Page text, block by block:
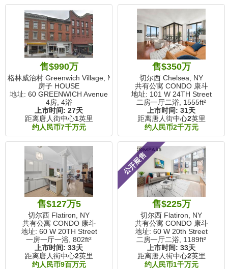
售$990万
格林威治村 Greenwich Village, NY
房子 HOUSE
地址: 60 GREENWICH Avenue
4房, 4浴
上市时间: 27天
距离唐人街中心1英里
约人民币7千万元
售$350万
切尔西 Chelsea, NY
共有公寓 CONDO 康斗
地址: 101 W 24TH Street
二房一厅二浴, 1555ft²
上市时间: 31天
距离唐人街中心2英里
约人民币2千万元
售$127万5
切尔西 Flatiron, NY
共有公寓 CONDO 康斗
地址: 60 W 20TH Street
一房一厅一浴, 802ft²
上市时间: 33天
距离唐人街中心2英里
约人民币9百万元
公开展售
售$225万
切尔西 Flatiron, NY
共有公寓 CONDO 康斗
地址: 60 W 20th Street
二房一厅二浴, 1189ft²
上市时间: 33天
距离唐人街中心2英里
约人民币1千万元